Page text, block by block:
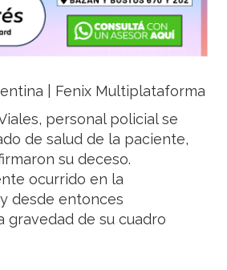
| Fenix Multiplataforma
personal policial se
de salud de la paciente,
su deceso.
ocurrido en la
desde entonces
gravedad de su cuadro